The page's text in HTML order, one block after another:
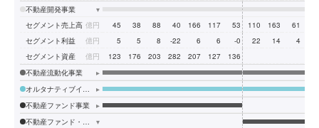
不動産開発事業
▾
セグメント売上高 億円 45 38 88 40 166 117 53 110 163 61
セグメント利益
億円 5 5 8 -22 6 6 -0 22 14 4
セグメント資産
億円 123 176 203 282 207 127
136
不動産流動化事業
▸
▸
不動産ファンド事業
▸
▾